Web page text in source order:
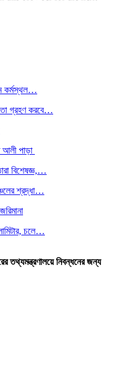
কর্মস্থল…
তা গ্রহণ করবে…
আলী পাড়া
বিশেষজ্ঞ,…
শ্রদ্ধা…
চলে…
তথ্যমন্ত্রণালয়ে নিবন্ধনের জন্য